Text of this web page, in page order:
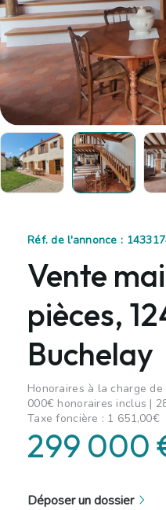
Réf. de l'annonce :
Vente
pièces,
Buchelay
Honoraires à la charge
000€ honoraires inclus |
Taxe foncière : 1 651,00€
299 000
Déposer un dossier